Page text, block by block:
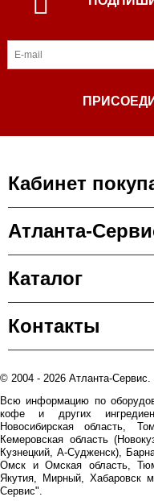
Кабинет
Атланта-
Каталог
Контакты
© 2004 - 2026 Атланта-Сервис.
Всю информацию по
кофе и других
Новосибирская область,
Кемеровская область
Кузнецкий, А-Судженск),
Омск и Омская область,
Якутия, Мирный, Хабаровск
Сервис".